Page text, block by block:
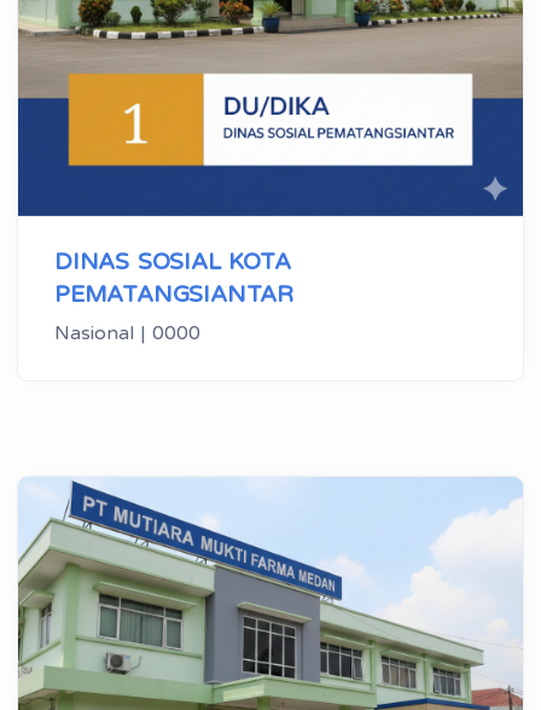
DINAS SOSIAL KOTA
PEMATANGSIANTAR
Nasional | 0000